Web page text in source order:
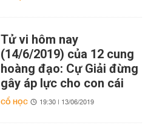
Tử vi hôm nay
(14/6/2019) của 12 cung
hoàng đạo: Cự Giải đừng
gây áp lực cho con cái
CỔ HỌC 19:30 | 13/06/2019